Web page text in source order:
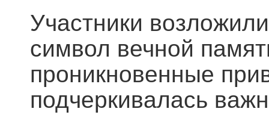
Участники
символ вечной
проникновенные
подчеркивалась